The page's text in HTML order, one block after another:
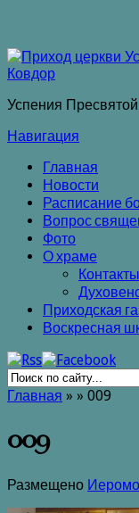
Успения
Навигация
Главная
Новости
Расписание
Вопрос
Фото
О храме
Контакты
Приходская
Воскресная
Главная » » 009
009
Размещено